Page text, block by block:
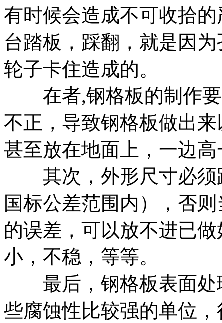
有时候会造成不可收拾
台踏板，踩翻，就是因
轮子卡住造成的。
在者,钢格板的制作要
不正，导致钢格板做出
甚至放在地面上，一边
其次，外形尺寸必须
国标公差范围内），否
的误差，可以放不进已
小，不稳，等等。
最后，钢格板表面处
些腐蚀性比较强的单位